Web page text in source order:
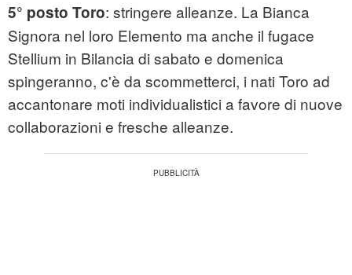
5° posto Toro: stringere alleanze. La Bianca
Signora nel loro Elemento ma anche il fugace
Stellium in Bilancia di sabato e domenica
spingeranno, c'è da scommetterci, i nati Toro ad
accantonare moti individualistici a favore di nuove
collaborazioni e fresche alleanze.